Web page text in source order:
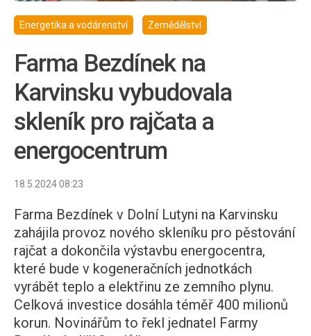
Energetika a vodárenství Zemědělství
Farma Bezdínek na
Karvinsku vybudovala
skleník pro rajčata a
energocentrum
18.5.2024 08:23
Farma Bezdínek v Dolní Lutyni na Karvinsku
zahájila provoz nového skleníku pro pěstování
rajčat a dokončila výstavbu energocentra,
které bude v kogeneračních jednotkách
vyrábět teplo a elektřinu ze zemního plynu.
Celková investice dosáhla téměř 400 milionů
korun. Novinářům to řekl jednatel Farmy